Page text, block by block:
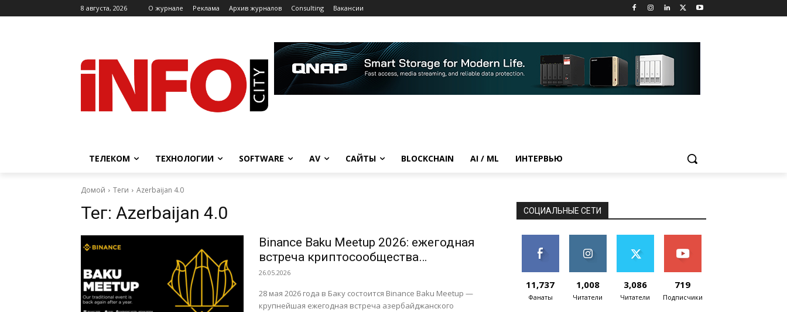
8 августа, 2026 O журнале Реклама Архив журналов Consulting Вакансии
ТЕЛЕКОМ ТЕХНОЛОГИИ SOFTWARE AV САЙТЫ BLOCKCHAIN AI / ML ИНТЕРВЬЮ
Домой Теги Azerbaijan 4.0
Тег: Azerbaijan 4.0
Binance Baku Meetup 2026: ежегодная
встреча криптосообщества
Азербайджана пройдёт 28 мая в
26.05.2026
28 мая 2026 года в Баку состоится Binance Baku Meetup —
крупнейшая ежегодная встреча азербайджанского
СОЦИАЛЬНЫЕ СЕТИ
11,737
Фанаты
1,008
Читатели
3,086
Читатели
719
Подписчики